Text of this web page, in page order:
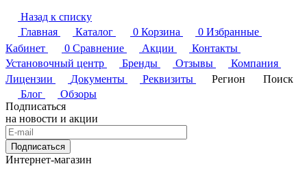
Назад к списку
Главная
Каталог 0 Корзина 0 Избранные
Кабинет
0 Сравнение Акции
Контакты
Установочный центр
Бренды Отзывы
Компания
Лицензии
Документы Реквизиты Регион
Поиск
Блог
Обзоры
Подписаться
на новости и акции
Подписаться
Интернет-магазин